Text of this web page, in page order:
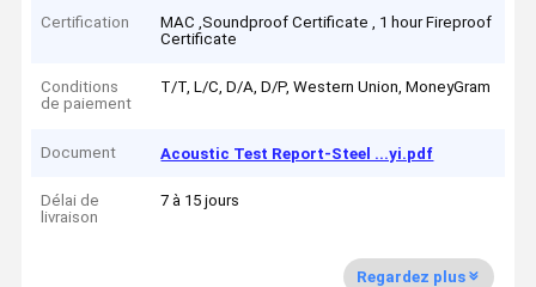
Certification
MAC ,Soundproof Certificate , 1 hour Fireproof
Certificate
Conditions
de paiement
T/T, L/C, D/A, D/P, Western Union, MoneyGram
Document Acoustic Test Report-Steel ...yi.pdf
Délai de
livraison
7 à 15 jours
Regardez plus